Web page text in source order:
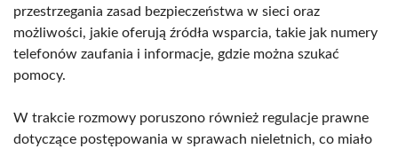
przestrzegania zasad bezpieczeństwa w sieci oraz
możliwości, jakie oferują źródła wsparcia, takie jak numery
telefonów zaufania i informacje, gdzie można szukać
pomocy.
W trakcie rozmowy poruszono również regulacje prawne
dotyczące postępowania w sprawach nieletnich, co miało